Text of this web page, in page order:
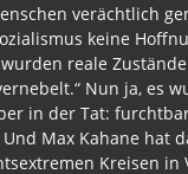
verächtlich
keine
reale
Nun ja, es
in der Tat:
Max Kahane hat
Kreisen in